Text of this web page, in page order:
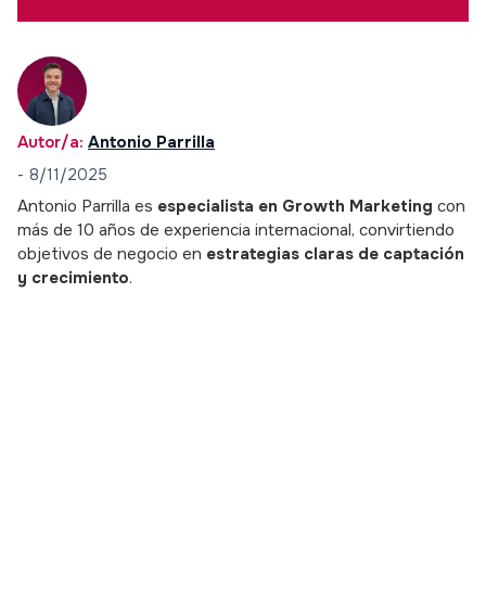
Autor/a: Antonio Parrilla
- 8/11/2025
Antonio Parrilla es especialista en Growth Marketing con
más de 10 años de experiencia internacional, convirtiendo
objetivos de negocio en estrategias claras de captación
y crecimiento.